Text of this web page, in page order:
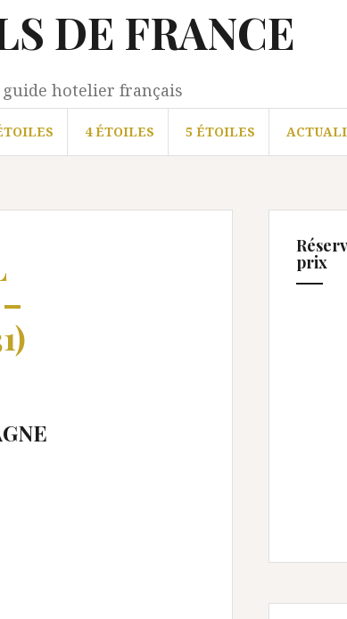
DE FRANCE
guide hotelier français
4 ÉTOILES 5 ÉTOILES
prix